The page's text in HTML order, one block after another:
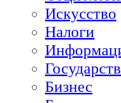
Искусство
Налоги
Бизнес